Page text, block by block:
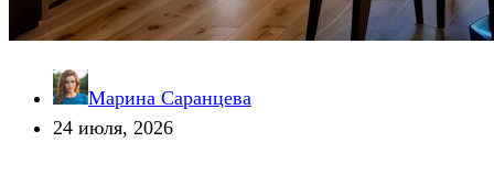
Марина Саранцева
24 июля, 2026